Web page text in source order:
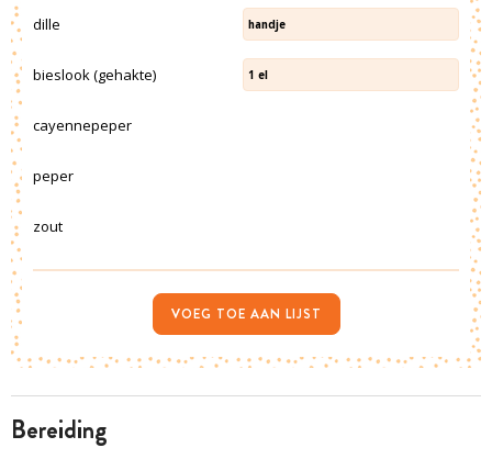
bereiding
dille handje
bieslook (gehakte) 1 el
cayennepeper
peper
zout
VOEG TOE AAN LIJST